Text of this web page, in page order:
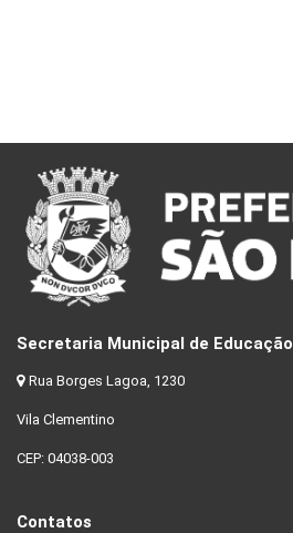
Secretaria Municipal de Educação
Rua Borges Lagoa, 1230
Vila Clementino
CEP: 04038-003
Contatos